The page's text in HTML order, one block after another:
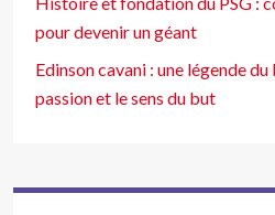
pour devenir un géant
Edinson cavani : une légende
passion et le sens du but